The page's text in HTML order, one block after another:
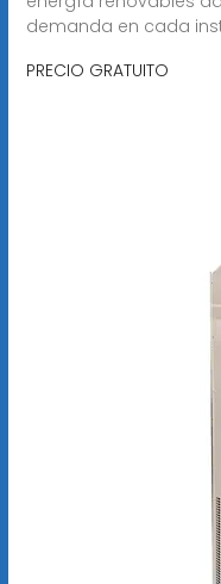
demanda en cada
PRECIO GRATUITO